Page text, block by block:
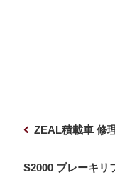
ZEAL積載車 修
S2000 ブレーキリ